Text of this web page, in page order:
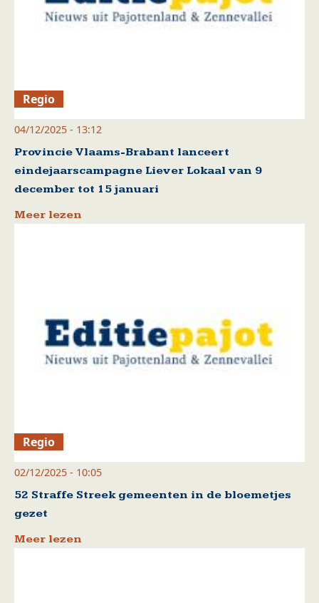
Regio
04/12/2025 - 13:12
Provincie Vlaams-Brabant lanceert
eindejaarscampagne Liever Lokaal van 9
december tot 15 januari
Meer lezen
Regio
02/12/2025 - 10:05
52 Straffe Streek gemeenten in de bloemetjes
gezet
Meer lezen